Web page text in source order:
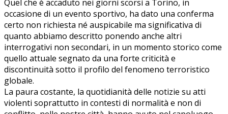
Quel che è accaduto nei giorni scorsi a Torino, in
occasione di un evento sportivo, ha dato una conferma
certo non richiesta né auspicabile ma significativa di
quanto abbiamo descritto ponendo anche altri
interrogativi non secondari, in un momento storico come
quello attuale segnato da una forte criticità e
discontinuità sotto il profilo del fenomeno terroristico
globale.
La paura costante, la quotidianità delle notizie su atti
violenti soprattutto in contesti di normalità e non di